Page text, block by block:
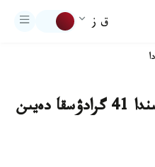
ق ز
بۇگىن ەلىمىزدىڭ 12 ايماعىندا 41 گرادۋسقا دەيىن